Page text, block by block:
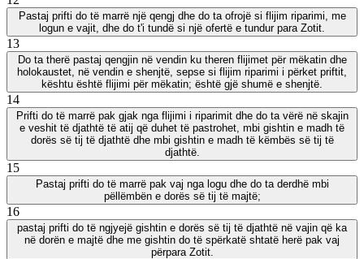
Pastaj prifti do të marrë një qengj dhe do ta ofrojë si flijim riparimi, me
logun e vajit, dhe do t'i tundë si një ofertë e tundur para Zotit.
13
Do ta therë pastaj qengjin në vendin ku theren flijimet për mëkatin dhe
holokaustet, në vendin e shenjtë, sepse si flijim riparimi i përket priftit,
kështu është flijimi për mëkatin; është gjë shumë e shenjtë.
14
Prifti do të marrë pak gjak nga flijimi i riparimit dhe do ta vërë në skajin
e veshit të djathtë të atij që duhet të pastrohet, mbi gishtin e madh të
dorës së tij të djathtë dhe mbi gishtin e madh të këmbës së tij të
djathtë.
15
Pastaj prifti do të marrë pak vaj nga logu dhe do ta derdhë mbi
pëllëmbën e dorës së tij të majtë;
16
pastaj prifti do të ngjyejë gishtin e dorës së tij të djathtë në vajin që ka
në dorën e majtë dhe me gishtin do të spërkatë shtatë herë pak vaj
përpara Zotit.